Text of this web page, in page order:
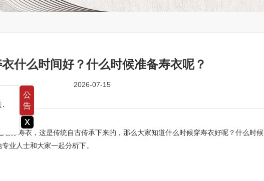
.
公
告
x
什么时间好？什么时候准备寿衣呢？
2026-07-15
寿衣，这是传统自古传承下来的，那么大家知道什么时候穿寿衣好呢？什么时候
业人士和大家一起分析下。